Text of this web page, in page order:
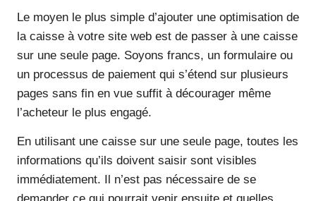
Le moyen le plus simple d’ajouter une optimisation de
la caisse à votre site web est de passer à une caisse
sur une seule page. Soyons francs, un formulaire ou
un processus de paiement qui s’étend sur plusieurs
pages sans fin en vue suffit à décourager même
l’acheteur le plus engagé.
En utilisant une caisse sur une seule page, toutes les
informations qu’ils doivent saisir sont visibles
immédiatement. Il n’est pas nécessaire de se